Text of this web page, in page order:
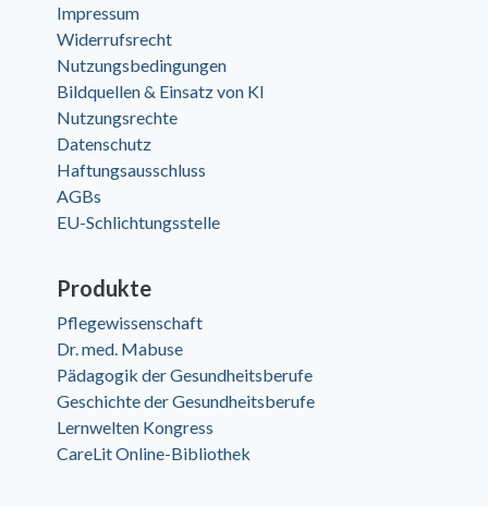
Impressum
Widerrufsrecht
Nutzungsbedingungen
Bildquellen & Einsatz von KI
Nutzungsrechte
Datenschutz
Haftungsausschluss
AGBs
EU-Schlichtungsstelle
Produkte
Pflegewissenschaft
Dr. med. Mabuse
Pädagogik der Gesundheitsberufe
Geschichte der Gesundheitsberufe
Lernwelten Kongress
CareLit Online-Bibliothek